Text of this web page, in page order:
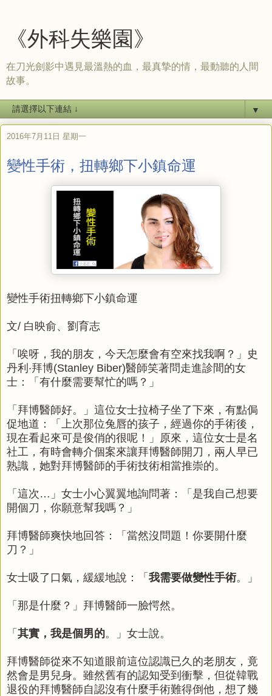
《外科失樂園》
在刀光劍影中遇見最溫熱的血，最真摯的情，最動聽的人間
故事。
▼
2016年7月11日 星期一
變性手術，扭轉鄉下小鎮命運
變性手術扭轉鄉下小鎮命運
文/ 白映俞、劉育志
「唉呀，我的朋友，今天怎麼會有空來找我啊？」史
丹利‧拜博(Stanley Biber)醫師笑著問走進診間的女
士：「有什麼需要幫忙的嗎？」
「拜博醫師好。」這位女士拉椅子坐了下來，有點侷
促地道：「上次那位兔唇的孩子，經過你的手術後，
現在看起來可是俊俏的很呢！」原來，這位女士是名
社工，有時會轉介個案來讓拜博醫師開刀，兩人早已
熟識，她對拜博醫師的手術技術相當推崇的。
「這次…」女士小心翼翼地詢問著：「是我自己想要
開個刀，你願意幫我嗎？」
拜博醫師爽快地回答：「當然沒問題！你要開什麼
刀？」
女士吸了口氣，緩緩地說：「 我需要做變性手術。」
「那是什麼？」拜博醫師一臉愕然。
「 其實，我是個男的。」女士說。
拜博醫師從來不知道眼前這位認識已久的老朋友，竟
然會是男兒身。雖然舊有的認知受到衝擊，但從韓戰
退役的拜博醫師自認沒有什麼手術難得倒他，想了幾